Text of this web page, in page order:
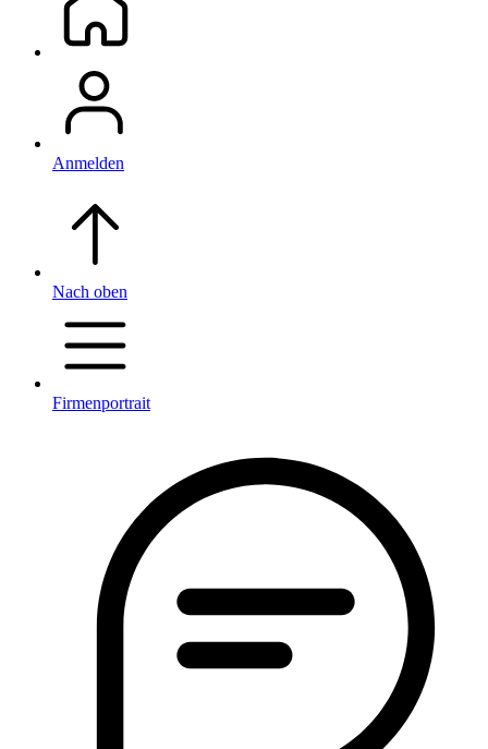
Anmelden
Nach oben
Firmenportrait